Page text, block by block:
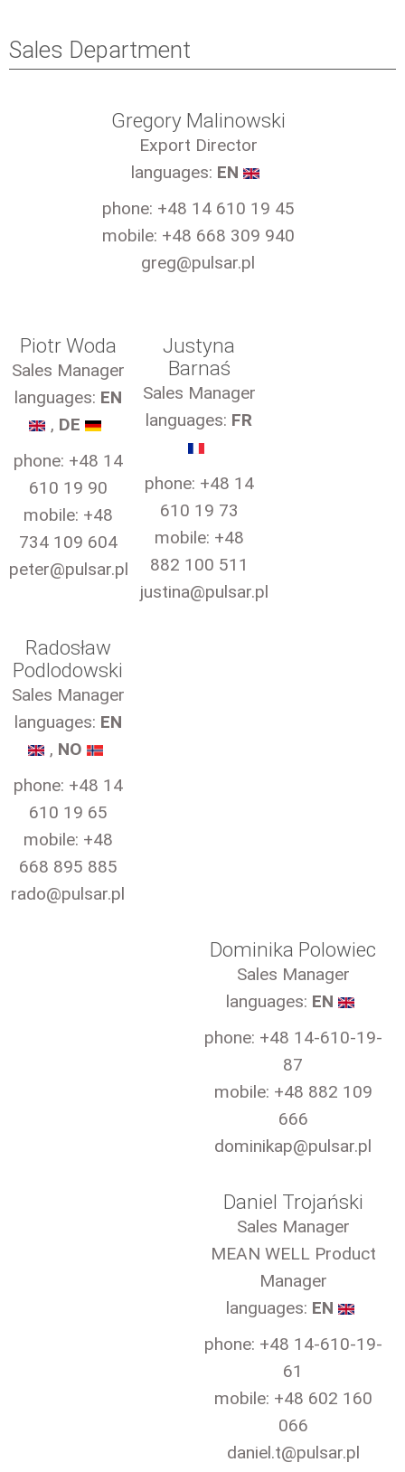
Sales Department
Gregory Malinowski
Export Director
languages: EN
phone: +48 14 610 19 45
mobile: +48 668 309 940
greg@pulsar.pl
Piotr Woda
Sales Manager
languages: EN
, DE
phone: +48 14
610 19 90
mobile: +48
734 109 604
peter@pulsar.pl
Justyna
Barnaś
Sales Manager
languages: FR
phone: +48 14
610 19 73
mobile: +48
882 100 511
justina@pulsar.pl
Radosław
Podlodowski
Sales Manager
languages: EN
, NO
phone: +48 14
610 19 65
mobile: +48
668 895 885
rado@pulsar.pl
Dominika Polowiec
Sales Manager
languages: EN
phone: +48 14-610-19-
87
mobile: +48 882 109
666
dominikap@pulsar.pl
Daniel Trojański
Sales Manager
MEAN WELL Product
Manager
languages: EN
phone: +48 14-610-19-
61
mobile: +48 602 160
066
daniel.t@pulsar.pl